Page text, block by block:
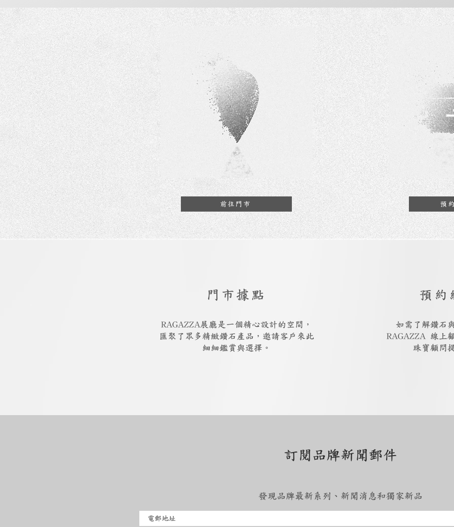
前往門市 預
門市據點
RAGAZZA展廳是一個精心設計的空間，
匯聚了眾多精緻鑽石產品，邀請客戶來此
細細鑑賞與選擇。
預約
如需了解鑽石
RAGAZZA 線上
珠寶顧問
訂閱品牌新聞郵件
發現品牌最新系列、新聞消息和獨家新品